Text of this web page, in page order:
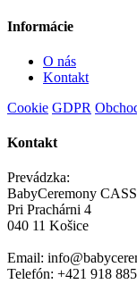
Informácie
O nás
Kontakt
Cookie GDPR
Kontakt
Prevádzka:
BabyCeremony
Pri Prachárni 4
040 11 Košice
Email:
Telefón: +421 918